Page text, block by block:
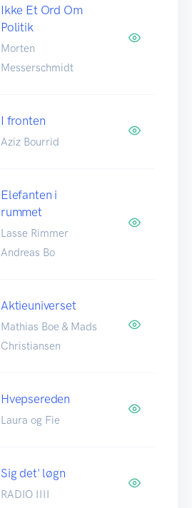
Ikke Et Ord Om
Politik
Morten
Messerschmidt
I fronten
Aziz Bourrid
Elefanten i
rummet
Lasse Rimmer
Andreas Bo
Aktieuniverset
Mathias Boe & Mads
Christiansen
Hvepsereden
Laura og Fie
Sig det' løgn
RADIO IIII